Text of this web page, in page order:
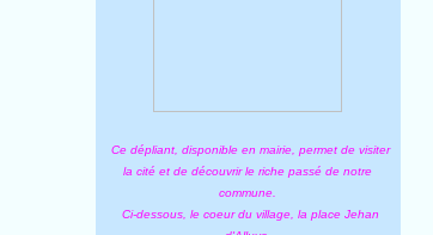
Ce dépliant, disponible en mairie, permet de visiter
la cité et de découvrir le riche passé de notre
commune.
Ci-dessous, le coeur du village, la place Jehan